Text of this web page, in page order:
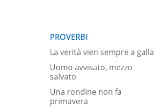
PROVERBI
La verità vien sempre a galla
Uomo avvisato, mezzo
salvato
Una rondine non fa
primavera